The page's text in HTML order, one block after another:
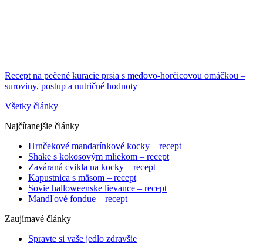
Recept na pečené kuracie prsia s medovo-horčicovou omáčkou –
suroviny, postup a nutričné hodnoty
Všetky články
Najčítanejšie články
Hrnčekové mandarínkové kocky – recept
Shake s kokosovým mliekom – recept
Zaváraná cvikla na kocky – recept
Kapustnica s mäsom – recept
Sovie halloweenske lievance – recept
Mandľové fondue – recept
Zaujímavé články
Spravte si vaše jedlo zdravšie